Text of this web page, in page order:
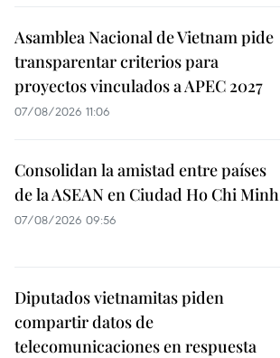
Asamblea Nacional de Vietnam pide
transparentar criterios para
proyectos vinculados a APEC 2027
07/08/2026 11:06
Consolidan la amistad entre países
de la ASEAN en Ciudad Ho Chi Minh
07/08/2026 09:56
Diputados vietnamitas piden
compartir datos de
telecomunicaciones en respuesta